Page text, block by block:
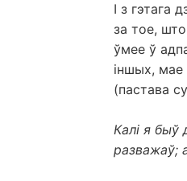
І з гэтага
за тое, што
ўмее ў
іншых, мае
(пастава
Калі я быў
разважаў;